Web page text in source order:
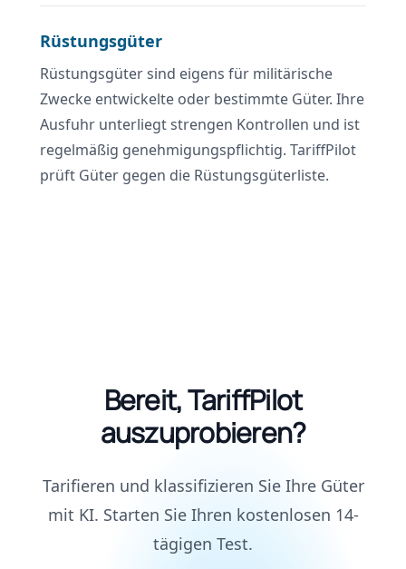
Rüstungsgüter
Rüstungsgüter sind eigens für militärische
Zwecke entwickelte oder bestimmte Güter. Ihre
Ausfuhr unterliegt strengen Kontrollen und ist
regelmäßig genehmigungspflichtig. TariffPilot
prüft Güter gegen die Rüstungsgüterliste.
Bereit, TariffPilot
auszuprobieren?
Tarifieren und klassifizieren Sie Ihre Güter
mit KI. Starten Sie Ihren kostenlosen 14-
tägigen Test.